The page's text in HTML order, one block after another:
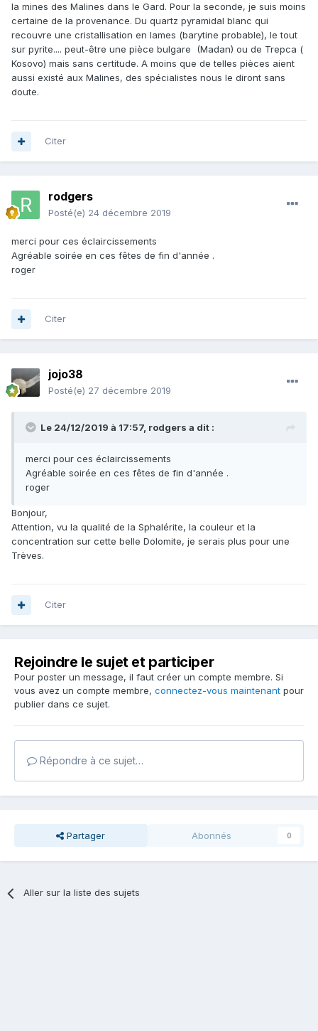
la mines des Malines dans le Gard. Pour la seconde, je suis moins
certaine de la provenance. Du quartz pyramidal blanc qui
recouvre une cristallisation en lames (barytine probable), le tout
sur pyrite.... peut-être une pièce bulgare (Madan) ou de Trepca (
Kosovo) mais sans certitude. A moins que de telles pièces aient
aussi existé aux Malines, des spécialistes nous le diront sans
doute.
Citer
rodgers
Posté(e) 24 décembre 2019
merci pour ces éclaircissements
Agréable soirée en ces fêtes de fin d'année .
roger
Citer
jojo38
Posté(e) 27 décembre 2019
Le 24/12/2019 à 17:57, rodgers a dit :
merci pour ces éclaircissements
Agréable soirée en ces fêtes de fin d'année .
roger
Bonjour,
Attention, vu la qualité de la Sphalérite, la couleur et la
concentration sur cette belle Dolomite, je serais plus pour une
Trèves.
Citer
Rejoindre le sujet et participer
Pour poster un message, il faut créer un compte membre. Si
vous avez un compte membre, connectez-vous maintenant pour
publier dans ce sujet.
Répondre à ce sujet…
Partager Abonnés 0
Aller sur la liste des sujets